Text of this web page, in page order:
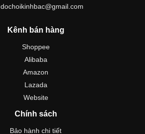
dochoikinhbac@gmail.com
Kênh bán hàng
Shoppee
Alibaba
Amazon
Lazada
Website
Chính sách
Bảo hành chi tiết